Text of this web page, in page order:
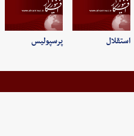
استقلال پرسپولیس